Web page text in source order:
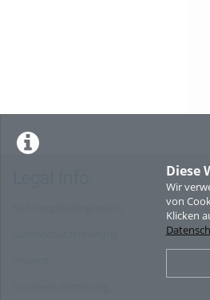
Diese
Wir
von
Klicken